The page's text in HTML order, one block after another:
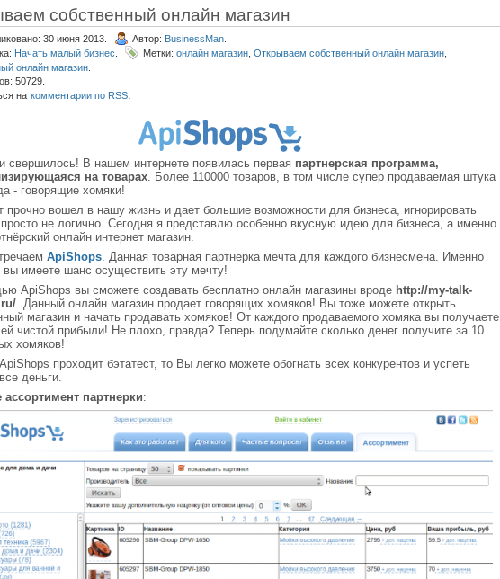
собственный онлайн магазин
30 июня 2013. Автор: BusinessMan
Начать малый бизнес Метки: онлайн магазин Открываем собственный онлайн магазин
онлайн магазин
50729.
на комментарии по RSS.
свершилось! В нашем интернете появилась первая партнерская программа,
на товарах. Более 110000 товаров, в том числе супер продаваемая штука
- говорящие хомяки!
прочно вошел в нашу жизнь и дает большие возможности для бизнеса, игнорировать
не логично. Сегодня я представлю особенно вкусную идею для бизнеса, а именно
онлайн интернет магазин.
ApiShops. Данная товарная партнерка мечта для каждого бизнесмена. Именно
вы имеете шанс осуществить эту мечту!
ApiShops вы сможете создавать бесплатно онлайн магазины вроде http://my-talk-
. Данный онлайн магазин продает говорящих хомяков! Вы тоже можете открыть
магазин и начать продавать хомяков! От каждого продаваемого хомяка вы получаете
чистой прибыли! Не плохо, правда? Теперь подумайте сколько денег получите за 10
хомяков!
проходит бэтатест, то Вы легко можете обогнать всех конкурентов и успеть
деньги.
ассортимент партнерки: